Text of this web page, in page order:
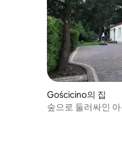
Gościcino의 집
숲으로 둘러싸인